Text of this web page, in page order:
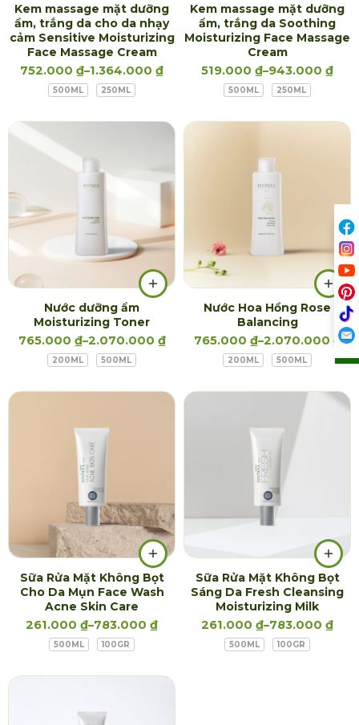
Kem massage mặt dưỡng
ẩm, trắng da cho da nhạy
cảm Sensitive Moisturizing
Face Massage Cream
752.000 ₫–1.364.000 ₫
500ML 250ML
Kem massage mặt dưỡng
ẩm, trắng da Soothing
Moisturizing Face Massage
Cream
519.000 ₫–943.000 ₫
500ML 250ML
Nước dưỡng ẩm
Moisturizing Toner
765.000 ₫–2.070.000 ₫
200ML 500ML
Nước Hoa Hồng Rose
Balancing
765.000 ₫–2.070.000 ₫
200ML 500ML
Sữa Rửa Mặt Không Bọt
Cho Da Mụn Face Wash
Acne Skin Care
261.000 ₫–783.000 ₫
500ML 100GR
Sữa Rửa Mặt Không Bọt
Sáng Da Fresh Cleansing
Moisturizing Milk
261.000 ₫–783.000 ₫
500ML 100GR